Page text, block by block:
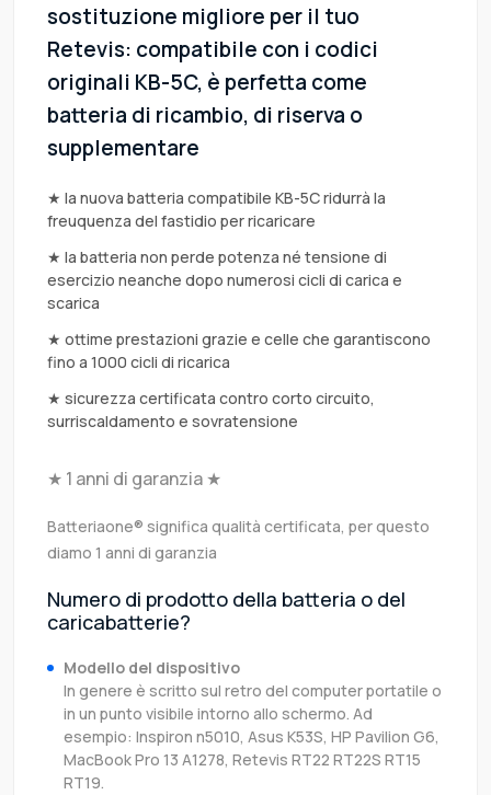
sostituzione migliore per il tuo
Retevis: compatibile con i codici
originali KB-5C, è perfetta come
batteria di ricambio, di riserva o
supplementare
★ la nuova batteria compatibile KB-5C ridurrà la
freuquenza del fastidio per ricaricare
★ la batteria non perde potenza né tensione di
esercizio neanche dopo numerosi cicli di carica e
scarica
★ ottime prestazioni grazie e celle che garantiscono
fino a 1000 cicli di ricarica
★ sicurezza certificata contro corto circuito,
surriscaldamento e sovratensione
★ 1 anni di garanzia ★
Batteriaone® significa qualità certificata, per questo
diamo 1 anni di garanzia
Numero di prodotto della batteria o del
caricabatterie?
Modello del dispositivo
In genere è scritto sul retro del computer portatile o
in un punto visibile intorno allo schermo. Ad
esempio: Inspiron n5010, Asus K53S, HP Pavilion G6,
MacBook Pro 13 A1278, Retevis RT22 RT22S RT15
RT19.